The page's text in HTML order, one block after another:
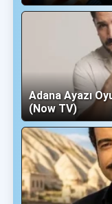
Adana Ayazı
(Now TV)